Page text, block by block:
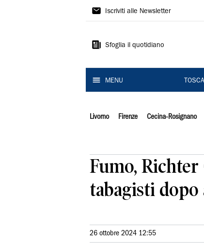
Il
Iscriviti alle Newsletter
Sfoglia il quotidiano
MENU
Livorno Firenze Cecina-Rosignano
Fumo,
tabagisti
26 ottobre 2024 12:55